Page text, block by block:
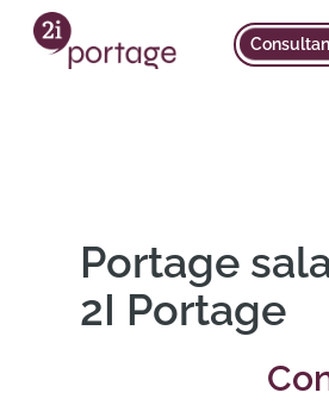
Portage
2I Portage